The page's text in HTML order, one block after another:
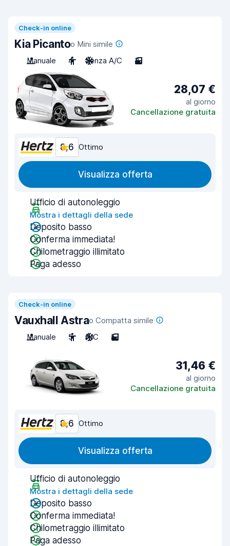
Check-in online
Kia Picantoo Mini simile
Manuale
4 Senza A/C 3
28,07 €
al giorno
Cancellazione gratuita
8,6 Ottimo
Visualizza offerta
Ufficio di autonoleggio
Mostra i dettagli della sede
Deposito basso
Conferma immediata!
Chilometraggio illimitato
Paga adesso
Check-in online
Vauxhall Astrao Compatta simile
Manuale
5 A/C 5
31,46 €
al giorno
Cancellazione gratuita
8,6 Ottimo
Visualizza offerta
Ufficio di autonoleggio
Mostra i dettagli della sede
Deposito basso
Conferma immediata!
Chilometraggio illimitato
Paga adesso